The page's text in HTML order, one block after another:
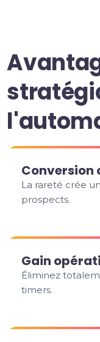
Conversion
La rareté crée
prospects.
Gain
Éliminez
timers.